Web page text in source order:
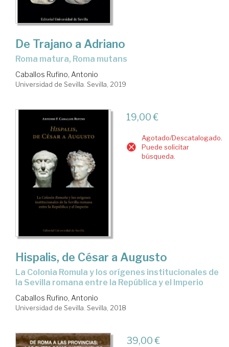
De Trajano a Adriano
Roma matura, Roma mutans
Caballos Rufino, Antonio
Universidad de Sevilla. Sevilla, 2019
19,00 €
Agotado/Descatalogado.
Puede solicitar
búsqueda.
Hispalis, de César a Augusto
la Colonia Romula y los orígenes institucionales de
la Sevilla romana entre la República y el Imperio
Caballos Rufino, Antonio
Universidad de Sevilla. Sevilla, 2018
39,00 €